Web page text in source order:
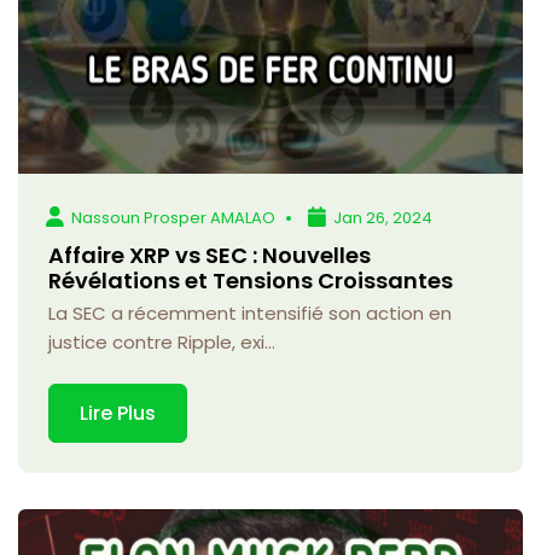
Nassoun Prosper AMALAO Jan 26, 2024
Affaire XRP vs SEC : Nouvelles
Révélations et Tensions Croissantes
La SEC a récemment intensifié son action en
justice contre Ripple, exi...
Lire Plus